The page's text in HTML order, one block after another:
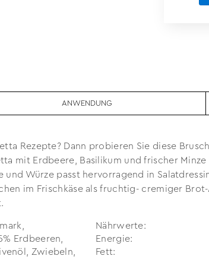
ANWENDUNG
Rezepte? Dann probieren Sie diese
mit Erdbeere, Basilikum und frischer
Würze passt hervorragend in
im Frischkäse als fruchtig- cremiger
Erdbeeren,
Zwiebeln,
Nährwerte:
Energie:
Fett: